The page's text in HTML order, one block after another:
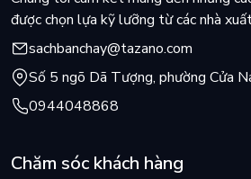
nom thiên nhiên, đó chính là trông nom
vì chúng ta là thiên nhiên. Chúng ta là
này là ngôi nhà duy nhất chúng ta có.”
được chọn lựa kỹ lưỡng từ các nhà
sachbanchay@tazano.com
Số 5 ngõ Dã Tượng, phường Cửa
0944048868
Chăm sóc khách hàng